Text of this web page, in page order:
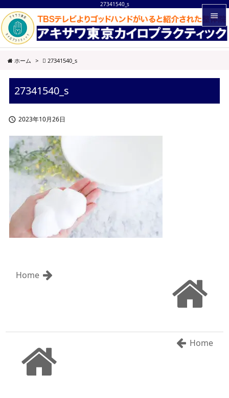
27341540_s


メニュ
ホーム > 27341540_s
27341540_s
 2023年10月26日
Home
Home